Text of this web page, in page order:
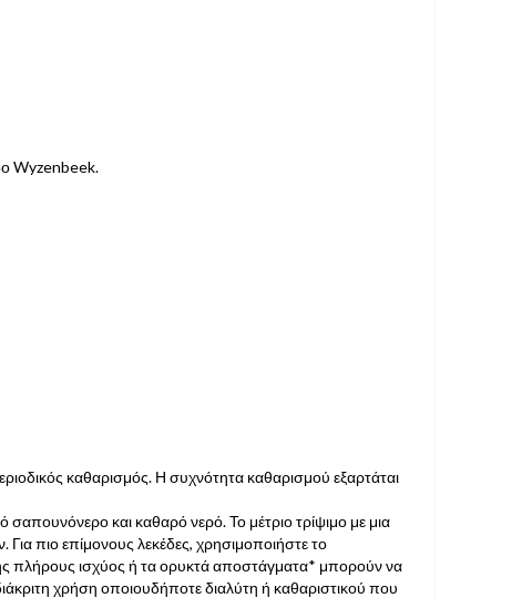
Wyzenbeek.
καθαρισμός. Η συχνότητα καθαρισμού εξαρτάται
και καθαρό νερό. Το μέτριο τρίψιμο με μια
πιο επίμονους λεκέδες, χρησιμοποιήστε το
πλήρους ισχύος ή τα ορυκτά αποστάγματα* μπορούν να
χρήση οποιουδήποτε διαλύτη ή καθαριστικού που